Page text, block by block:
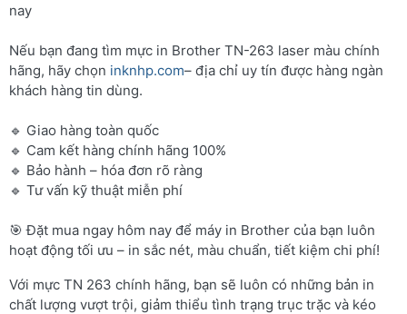
nay
Nếu bạn đang tìm mực in Brother TN-263 laser màu chính
hãng, hãy chọn inknhp.com– địa chỉ uy tín được hàng ngàn
khách hàng tin dùng.
🔹 Giao hàng toàn quốc
🔹 Cam kết hàng chính hãng 100%
🔹 Bảo hành – hóa đơn rõ ràng
🔹 Tư vấn kỹ thuật miễn phí
🎯 Đặt mua ngay hôm nay để máy in Brother của bạn luôn
hoạt động tối ưu – in sắc nét, màu chuẩn, tiết kiệm chi phí!
Với mực TN 263 chính hãng, bạn sẽ luôn có những bản in
chất lượng vượt trội, giảm thiểu tình trạng trục trặc và kéo